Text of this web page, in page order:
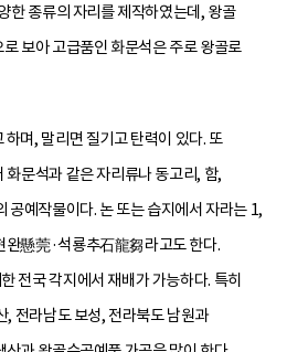
한 종류의 자리를 제작하였는데, 왕골
보아 고급품인 화문석은 주로 왕골로
며, 말리면 질기고 탄력이 있다. 또
문석과 같은 자리류나 동고리, 함,
공예작물이다. 논 또는 습지에서 자라는 1,
懸莞·석룡추石龍芻라고도 한다.
전국 각지에서 재배가 가능하다. 특히
, 전라남도 보성, 전라북도 남원과